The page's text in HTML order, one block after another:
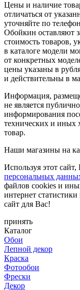
Цены и наличие
отличаться от
уточняйте по
Обойкин оставляют
стоимость товаров,
в каталоге модели
от конкретных
цены указаны в
и действительны в
Информация,
не является
информирования
технических и иных
товар.
Наши магазины на
Используя этот
персональных
файлов cookies и
интернет
сайт для Вас!
принять
Каталог
Обои
Лепной декор
Краска
Фотообои
Фрески
Декор